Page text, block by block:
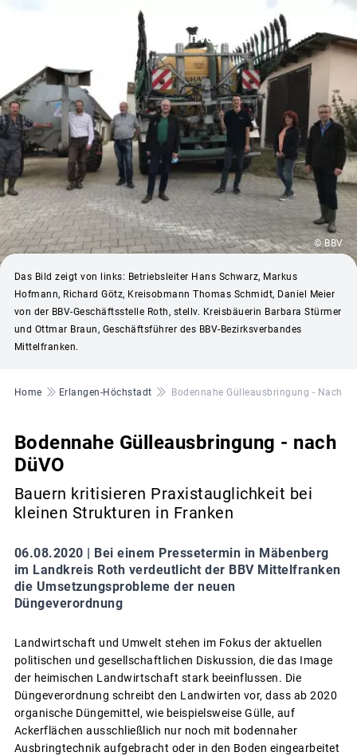
© BBV
Das Bild zeigt von links: Betriebsleiter Hans Schwarz, Markus
Hofmann, Richard Götz, Kreisobmann Thomas Schmidt, Daniel Meier
von der BBV-Geschäftsstelle Roth, stellv. Kreisbäuerin Barbara Stürmer
und Ottmar Braun, Geschäftsführer des BBV-Bezirksverbandes
Mittelfranken.
Pfadnavigation
Home Erlangen-Höchstadt Bodennahe Gülleausbringung - Nach
Bodennahe Gülleausbringung - nach
DüVO
Bauern kritisieren Praxistauglichkeit bei
kleinen Strukturen in Franken
06.08.2020 |
Bei einem Pressetermin in Mäbenberg
im Landkreis Roth verdeutlicht der BBV Mittelfranken
die Umsetzungsprobleme der neuen
Düngeverordnung
Landwirtschaft und Umwelt stehen im Fokus der aktuellen
politischen und gesellschaftlichen Diskussion, die das Image
der heimischen Landwirtschaft stark beeinflussen. Die
Düngeverordnung schreibt den Landwirten vor, dass ab 2020
organische Düngemittel, wie beispielsweise Gülle, auf
Ackerflächen ausschließlich nur noch mit bodennaher
Ausbringtechnik aufgebracht oder in den Boden eingearbeitet